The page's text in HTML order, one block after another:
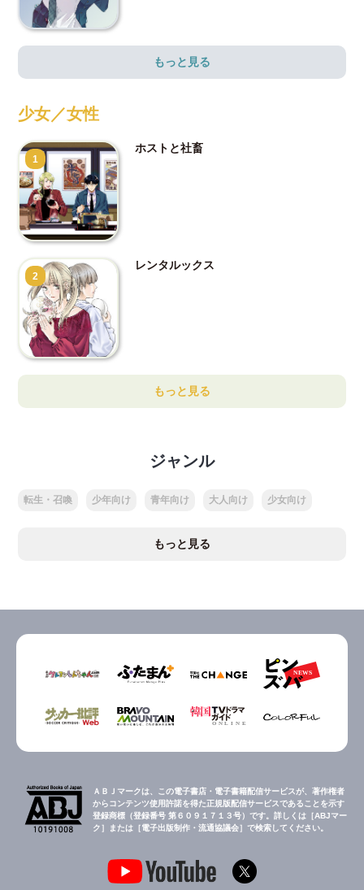
もっと見る
少女／女性
1
ホストと社畜
2
レンタルックス
もっと見る
ジャンル
転生・召喚 少年向け 青年向け 大人向け 少女向け
もっと見る
ＡＢＪマークは、この電子書店・電子書籍配信サービスが、著作権者
からコンテンツ使用許諾を得た正規版配信サービスであることを示す
登録商標（登録番号 第６０９１７１３号）です。詳しくは［ABJマー
ク］または［電子出版制作・流通協議会］で検索してください。